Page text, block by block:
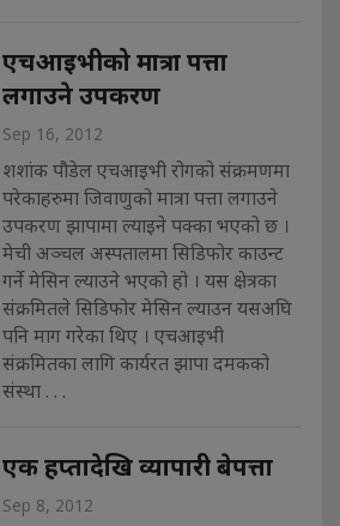
एचआइभीको मात्रा पत्ता
लगाउने उपकरण
Sep 16, 2012
शशांक पौडेल एचआइभी रोगको संक्रमणमा
परेकाहरुमा जिवाणुको मात्रा पत्ता लगाउने
उपकरण झापामा ल्याइने पक्का भएको छ ।
मेची अञ्चल अस्पतालमा सिडिफोर काउन्ट
गर्ने मेसिन ल्याउने भएको हो । यस क्षेत्रका
संक्रमितले सिडिफोर मेसिन ल्याउन यसअघि
पनि माग गरेका थिए । एचआइभी
संक्रमितका लागि कार्यरत झापा दमकको
संस्था . . .
एक हप्तादेखि व्यापारी बेपत्ता
Sep 8, 2012